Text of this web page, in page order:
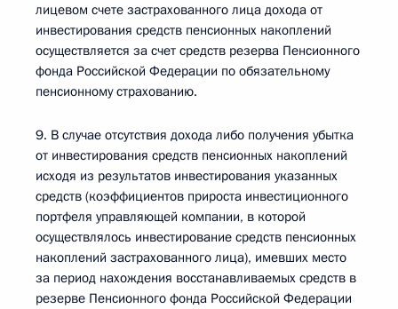
лицевом счете застрахованного лица дохода от
инвестирования средств пенсионных накоплений
осуществляется за счет средств резерва Пенсионного
фонда Российской Федерации по обязательному
пенсионному страхованию.
9. В случае отсутствия дохода либо получения убытка
от инвестирования средств пенсионных накоплений
исходя из результатов инвестирования указанных
средств (коэффициентов прироста инвестиционного
портфеля управляющей компании, в которой
осуществлялось инвестирование средств пенсионных
накоплений застрахованного лица), имевших место
за период нахождения восстанавливаемых средств в
резерве Пенсионного фонда Российской Федерации